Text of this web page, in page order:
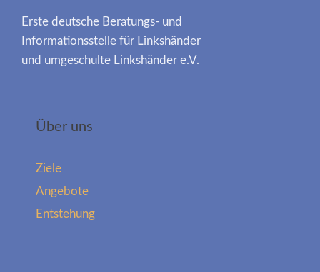
Erste deutsche Beratungs- und
Informationsstelle für Linkshänder
und umgeschulte Linkshänder e.V.
Über uns
Ziele
Angebote
Entstehung